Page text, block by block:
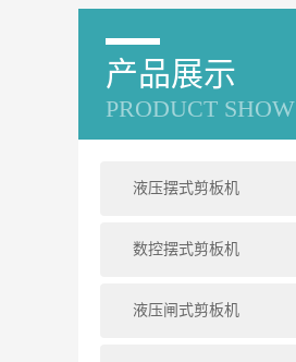
产品展示
PRODUCT SHOW
液压摆式剪板机
数控摆式剪板机
液压闸式剪板机